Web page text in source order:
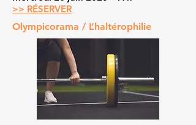
>> RÉSERVER
Olympicorama / L’haltérophilie